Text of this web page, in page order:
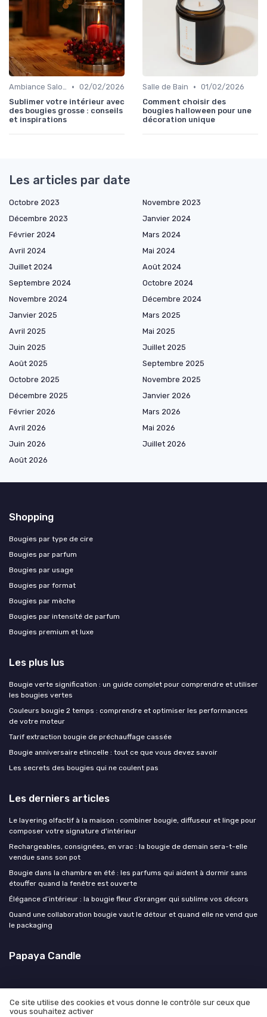
Ambiance Salon • 02/02/2026
Sublimer votre intérieur avec
des bougies grosse : conseils
et inspirations
Salle de Bain • 01/02/2026
Comment choisir des
bougies halloween pour une
décoration unique
Les articles par date
Octobre 2023
Novembre 2023
Décembre 2023
Janvier 2024
Février 2024
Mars 2024
Avril 2024
Mai 2024
Juillet 2024
Août 2024
Septembre 2024
Octobre 2024
Novembre 2024
Décembre 2024
Janvier 2025
Mars 2025
Avril 2025
Mai 2025
Juin 2025
Juillet 2025
Août 2025
Septembre 2025
Octobre 2025
Novembre 2025
Décembre 2025
Janvier 2026
Février 2026
Mars 2026
Avril 2026
Mai 2026
Juin 2026
Juillet 2026
Août 2026
Shopping
Bougies par type de cire
Bougies par parfum
Bougies par usage
Bougies par format
Bougies par mèche
Bougies par intensité de parfum
Bougies premium et luxe
Les plus lus
Bougie verte signification : un guide complet pour comprendre et utiliser
les bougies vertes
Couleurs bougie 2 temps : comprendre et optimiser les performances
de votre moteur
Tarif extraction bougie de préchauffage cassée
Bougie anniversaire etincelle : tout ce que vous devez savoir
Les secrets des bougies qui ne coulent pas
Les derniers articles
Le layering olfactif à la maison : combiner bougie, diffuseur et linge pour
composer votre signature d'intérieur
Rechargeables, consignées, en vrac : la bougie de demain sera-t-elle
vendue sans son pot
Bougie dans la chambre en été : les parfums qui aident à dormir sans
étouffer quand la fenêtre est ouverte
Élégance d’intérieur : la bougie fleur d’oranger qui sublime vos décors
Quand une collaboration bougie vaut le détour et quand elle ne vend que
le packaging
Papaya Candle
Ce site utilise des cookies et vous donne le contrôle sur ceux que
vous souhaitez activer